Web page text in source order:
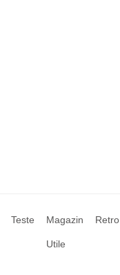
Teste Magazin Retro
Utile